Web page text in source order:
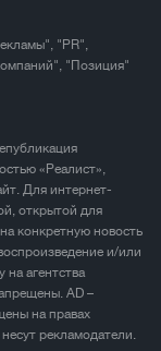
"PR",
"Позиция"
«Реалист»,
Для интернет-
открытой для
конкретную новость
и/или
агентства
AD –
на правах
рекламодатели.